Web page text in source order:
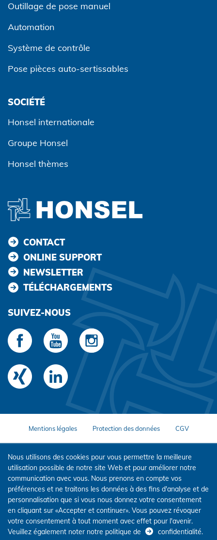
Outillage de pose manuel
Automation
Système de contrôle
Pose pièces auto-sertissables
SOCIÉTÉ
Honsel internationale
Groupe Honsel
Honsel thèmes
CONTACT
ONLINE SUPPORT
NEWSLETTER
TÉLÉCHARGEMENTS
SUIVEZ-NOUS
Mentions légales Protection des données CGV
Nous utilisons des cookies pour vous permettre la meilleure
utilisation possible de notre site Web et pour améliorer notre
communication avec vous. Nous prenons en compte vos
préférences et ne traitons les données à des fins d'analyse et de
personnalisation que si vous nous donnez votre consentement
en cliquant sur «Accepter et continuer». Vous pouvez révoquer
votre consentement à tout moment avec effet pour l'avenir.
Veuillez également noter notre politique de
confidentialité.